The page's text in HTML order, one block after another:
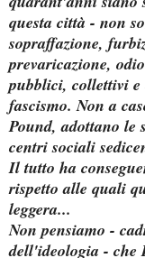
questa città - non
sopraffazione,
prevaricazione,
pubblici, collettivi
fascismo. Non a
Pound, adottano le
centri sociali
Il tutto ha
rispetto alle quali
leggera...
Non pensiamo -
dell'ideologia - che